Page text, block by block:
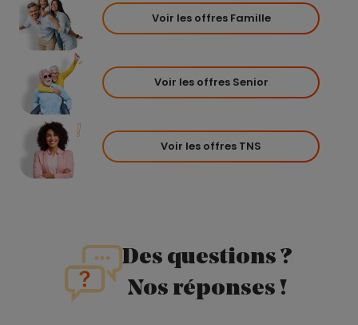
Voir les offres Famille
Voir les offres Senior
Voir les offres TNS
Des questions ?
Nos réponses !